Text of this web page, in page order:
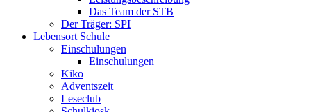
Das Team der STB
Der Träger: SPI
Lebensort Schule
Einschulungen
Einschulungen
Kiko
Adventszeit
Leseclub